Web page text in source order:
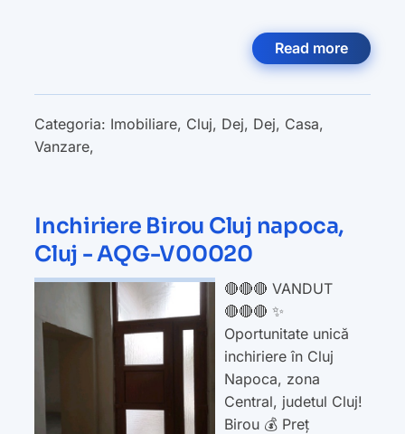
Read more
Categoria: Imobiliare, Cluj, Dej, Dej, Casa,
Vanzare,
Inchiriere Birou Cluj napoca,
Cluj - AQG-V00020
🔴🔴🔴 VANDUT
🔴🔴🔴 ✨
Oportunitate unică
inchiriere în Cluj
Napoca, zona
Central, judetul Cluj!
Birou 💰 Preț